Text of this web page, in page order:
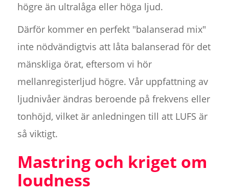
högre än ultralåga eller höga ljud.
Därför kommer en perfekt "balanserad mix"
inte nödvändigtvis att låta balanserad för det
mänskliga örat, eftersom vi hör
mellanregisterljud högre. Vår uppfattning av
ljudnivåer ändras beroende på frekvens eller
tonhöjd, vilket är anledningen till att LUFS är
så viktigt.
Mastring och kriget om
loudness